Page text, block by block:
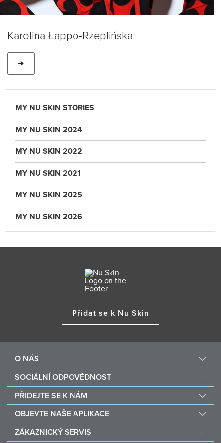
Karolina Łappo-Rzeplińska
➔
MY NU SKIN STORIES
MY NU SKIN 2024
MY NU SKIN 2022
MY NU SKIN 2021
MY NU SKIN 2025
MY NU SKIN 2026
Přidat se k Nu Skin
O NÁS
O společnosti Nu Skin
Kariéra
SOCIÁLNÍ ODPOVĚDNOST
Nourish the Children
Force for Good
Kupte a darujte jídlo díky Vitameal
PŘIDEJTE SE K NÁM
Finanční odměny
Politika a Postupy
OBJEVTE NAŠE APLIKACE
Vera
Stela
ZÁKAZNICKÝ SERVIS